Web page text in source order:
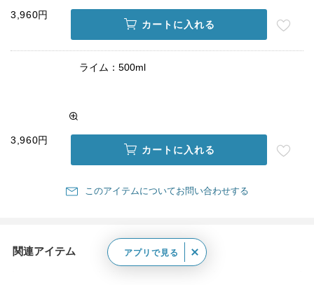
3,960円
カートに入れる
ライム：500ml
3,960円
カートに入れる
このアイテムについてお問い合わせする
関連アイテム アプリで見る